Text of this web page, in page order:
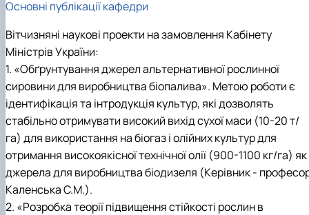
Основні публікації кафедри
Вітчизняні наукові проекти на замовлення Кабінету
Міністрів України:
1. «Обґрунтування джерел альтернативної рослинної
сировини для виробництва біопалива». Метою роботи є
ідентифікація та інтродукція культур, які дозволять
стабільно отримувати високий вихід сухої маси (10-20 т/
га) для використання на біогаз і олійних культур для
отримання високоякісної технічної олії (900-1100 кг/га) як
джерела для виробництва біодизеля (Керівник -
Каленська С.М.).
2. «Розробка теорії підвищення стійкості рослин в